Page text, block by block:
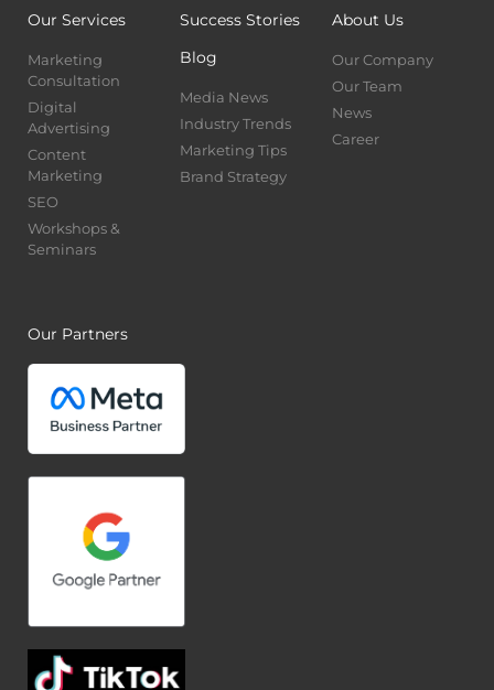
Our Services
Marketing
Consultation
Digital
Advertising
Content
Marketing
SEO
Workshops &
Seminars
Success Stories
Blog
Media News
Industry Trends
Marketing Tips
Brand Strategy
About Us
Our Company
Our Team
News
Career
Our Partners